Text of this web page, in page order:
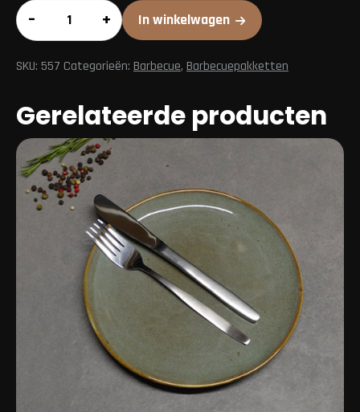
Kids
pakket
aantal
– + In winkelwagen
SKU: 557 Categorieën: Barbecue, Barbecuepakketten
Gerelateerde producten